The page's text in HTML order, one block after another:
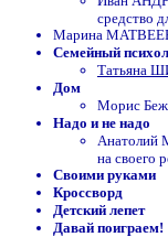
средство
Марина
Семейный
Татьяна
Дом
Морис
Надо и не надо
Анатолий
на своего
Своими руками
Кроссворд
Детский лепет
Давай поиграем!